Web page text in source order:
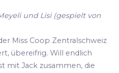
und Lisi (gespielt von
Miss Coop Zentralschweiz
übereifrig. Will endlich
mit Jack zusammen, die